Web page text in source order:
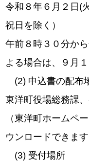
令和８年６月２日(
祝日を除く）
午前８時３０分か
よる場合は、９月
(2) 申込書の配布
東洋町役場総務課
（東洋町ホームペ
ウンロードできます
(3) 受付場所